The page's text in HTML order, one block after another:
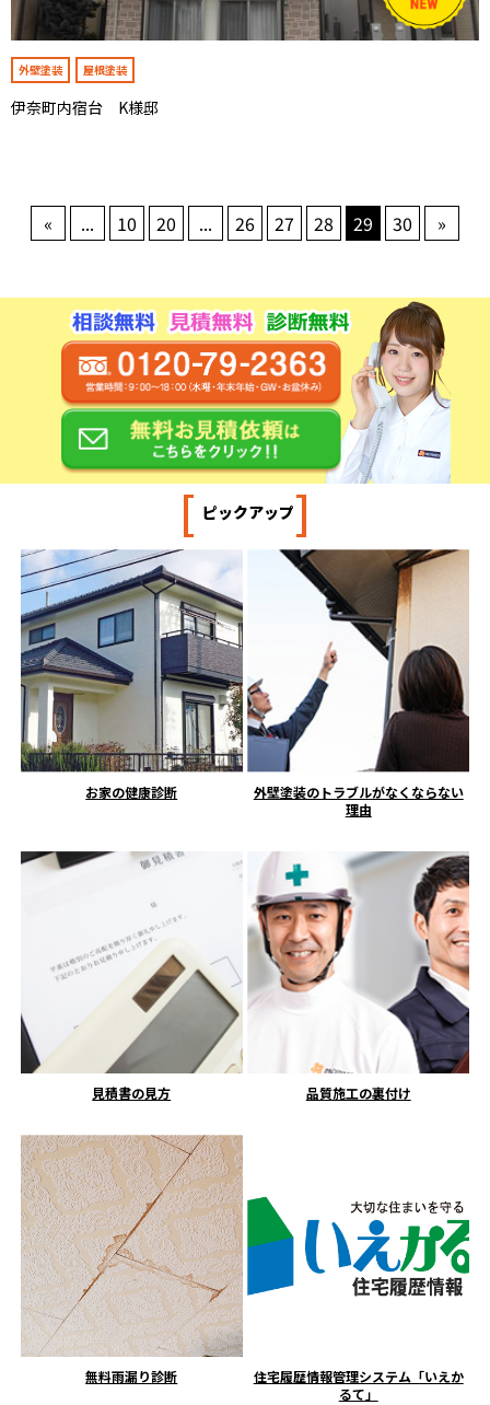
外壁塗装 屋根塗装
伊奈町内宿台 K様邸
« ... 10 20 ... 26 27 28 29 30 »
[ ピックアップ]
お家の健康診断
外壁塗装のトラブルがなくならない
理由
見積書の見方 品質施工の裏付け
無料雨漏り診断
住宅履歴情報管理システム「いえか
るて」